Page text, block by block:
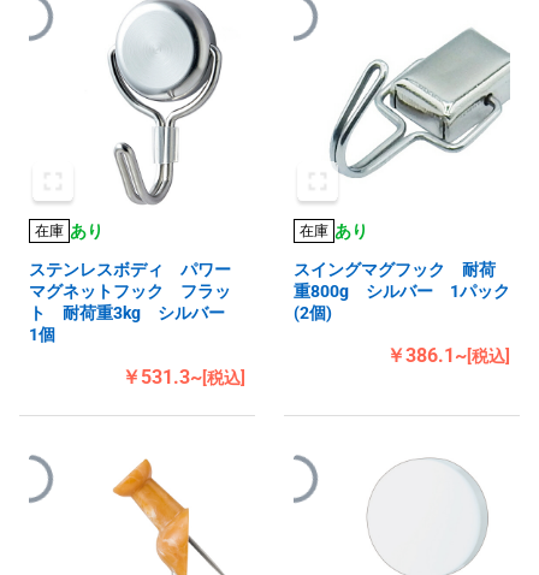
在庫 あり
ステンレスボディ パワー
マグネットフック フラッ
ト 耐荷重3kg シルバー
1個
￥531.3~[税込]
在庫 あり
スイングマグフック 耐荷
重800g シルバー 1パック
(2個)
￥386.1~[税込]